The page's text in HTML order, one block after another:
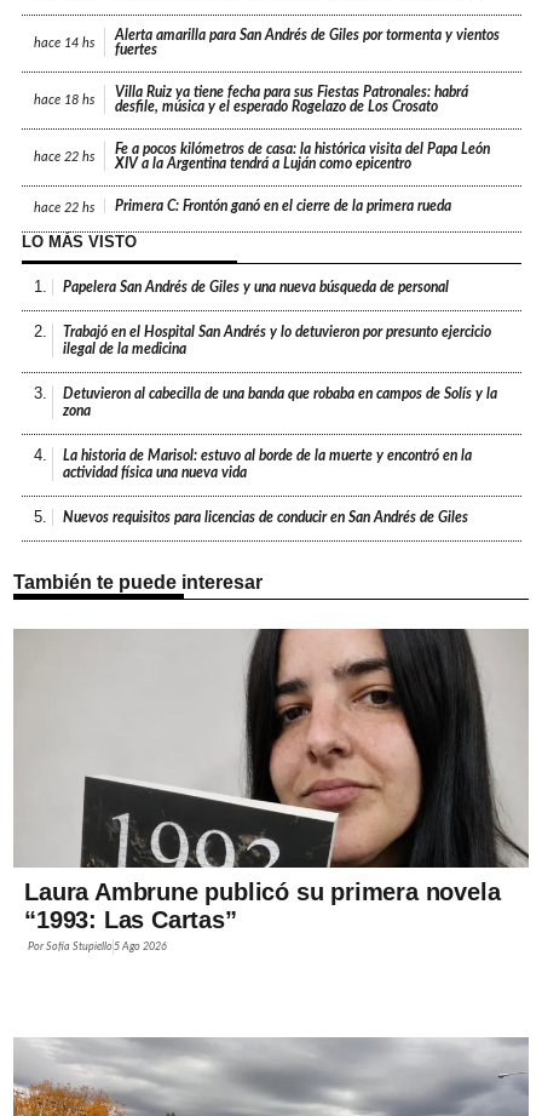
hace 14 hs
Alerta amarilla para San Andrés de Giles por tormenta y vientos
fuertes
hace 18 hs
Villa Ruiz ya tiene fecha para sus Fiestas Patronales: habrá
desfile, música y el esperado Rogelazo de Los Crosato
hace 22 hs
Fe a pocos kilómetros de casa: la histórica visita del Papa León
XIV a la Argentina tendrá a Luján como epicentro
hace 22 hs Primera C: Frontón ganó en el cierre de la primera rueda
LO MÁS VISTO
1. Papelera San Andrés de Giles y una nueva búsqueda de personal
2.
Trabajó en el Hospital San Andrés y lo detuvieron por presunto ejercicio
ilegal de la medicina
3.
Detuvieron al cabecilla de una banda que robaba en campos de Solís y la
zona
4.
La historia de Marisol: estuvo al borde de la muerte y encontró en la
actividad física una nueva vida
5. Nuevos requisitos para licencias de conducir en San Andrés de Giles
También te puede interesar
Laura Ambrune publicó su primera novela
“1993: Las Cartas”
PorSofía Stupiello5 Ago 2026